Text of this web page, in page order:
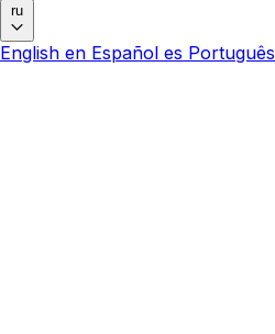
ru
English en Español es Português